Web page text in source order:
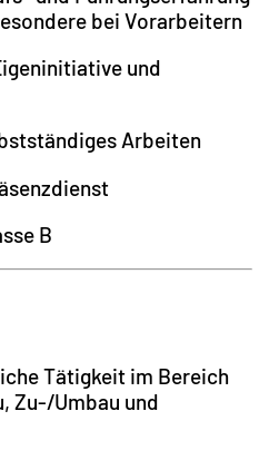
bei Vorarbeitern
und
Arbeiten
B
Tätigkeit im Bereich
Zu-/Umbau und